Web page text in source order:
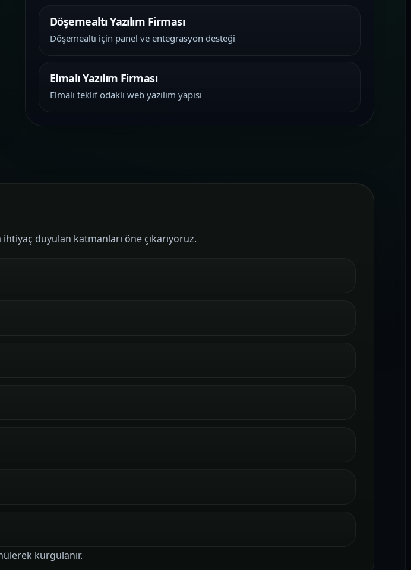
Döşemealtı Yazılım Firması
Döşemealtı için panel ve entegrasyon desteği
Elmalı Yazılım Firması
Elmalı teklif odaklı web yazılım yapısı
duyulan katmanları öne çıkarıyoruz.
kurgulanır.